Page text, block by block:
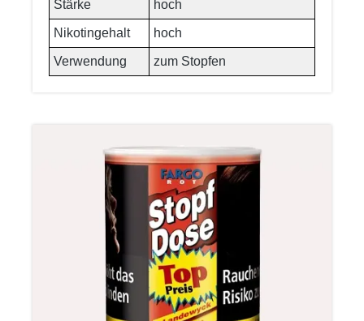
Stärke hoch
Nikotingehalt hoch
Verwendung zum Stopfen